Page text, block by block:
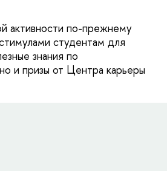
активности по-прежнему
студентам для
знания по
и призы от Центра карьеры